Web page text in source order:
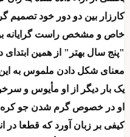
کارزار بین دو دور خود تصمیم
خاص و مشخص راست گرایانه
"پنج سال بهتر" از همین ابتدای
معنای شکل دادن ملموس به این
یک بار دیگر از او مأیوس و
او در خصوص گرم شدن جو کره
کیفی بر زبان آورد که قطعا در